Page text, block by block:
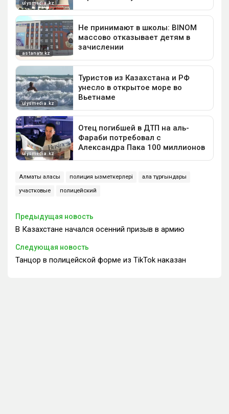
Алматы қаласы полиция қызметкерлері қала тұрғындары
участковые полицейский
Предыдущая новость
В Казахстане начался осенний призыв в армию
Следующая новость
Танцор в полицейской форме из TikTok наказан